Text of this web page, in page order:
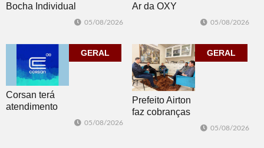
Bocha Individual
05/08/2026
Ar da OXY
Morro Reuter
05/08/2026
GERAL
Corsan terá
atendimento
05/08/2026
GERAL
Prefeito Airton
faz cobranças
sobre problemas
05/08/2026